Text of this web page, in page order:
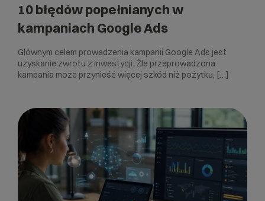
10 błędów popełnianych w
kampaniach Google Ads
Głównym celem prowadzenia kampanii Google Ads jest
uzyskanie zwrotu z inwestycji. Źle przeprowadzona
kampania może przynieść więcej szkód niż pożytku, […]